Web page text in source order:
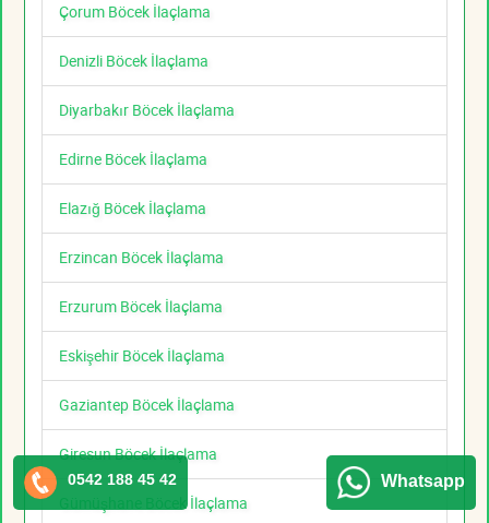
Çorum Böcek İlaçlama
Denizli Böcek İlaçlama
Diyarbakır Böcek İlaçlama
Edirne Böcek İlaçlama
Elazığ Böcek İlaçlama
Erzincan Böcek İlaçlama
Erzurum Böcek İlaçlama
Eskişehir Böcek İlaçlama
Gaziantep Böcek İlaçlama
Giresun Böcek İlaçlama
Gümüşhane Böcek İlaçlama
0542 188 45 42 Whatsapp